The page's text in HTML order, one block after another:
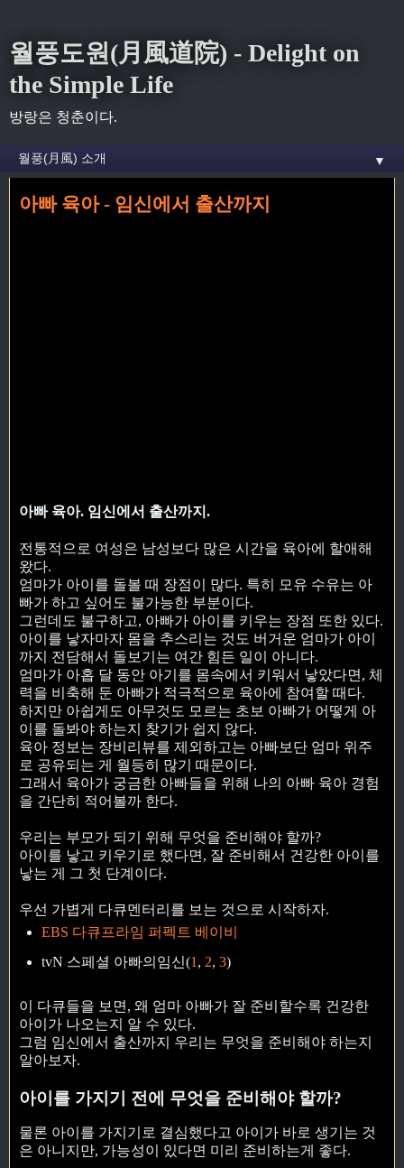
월풍도원(月風道院) - Delight on
the Simple Life
방랑은 청춘이다.
▼
홈» 출산»아빠 육아 - 임신에서 출산까지
아빠 육아 - 임신에서 출산까지
아빠 육아. 임신에서 출산까지.
전통적으로 여성은 남성보다 많은 시간을 육아에 할애해
왔다.
엄마가 아이를 돌볼 때 장점이 많다. 특히 모유 수유는 아
빠가 하고 싶어도 불가능한 부분이다.
그런데도 불구하고, 아빠가 아이를 키우는 장점 또한 있다.
아이를 낳자마자 몸을 추스리는 것도 버거운 엄마가 아이
까지 전담해서 돌보기는 여간 힘든 일이 아니다.
엄마가 아홉 달 동안 아기를 몸속에서 키워서 낳았다면, 체
력을 비축해 둔 아빠가 적극적으로 육아에 참여할 때다.
하지만 아쉽게도 아무것도 모르는 초보 아빠가 어떻게 아
이를 돌봐야 하는지 찾기가 쉽지 않다.
육아 정보는 장비리뷰를 제외하고는 아빠보단 엄마 위주
로 공유되는 게 월등히 많기 때문이다.
그래서 육아가 궁금한 아빠들을 위해 나의 아빠 육아 경험
을 간단히 적어볼까 한다.
우리는 부모가 되기 위해 무엇을 준비해야 할까?
아이를 낳고 키우기로 했다면, 잘 준비해서 건강한 아이를
낳는 게 그 첫 단계이다.
우선 가볍게 다큐멘터리를 보는 것으로 시작하자.
EBS 다큐프라임 퍼펙트 베이비
tvN 스페셜 아빠의임신(1, 2, 3)
이 다큐들을 보면, 왜 엄마 아빠가 잘 준비할수록 건강한
아이가 나오는지 알 수 있다.
그럼 임신에서 출산까지 우리는 무엇을 준비해야 하는지
알아보자.
아이를 가지기 전에 무엇을 준비해야 할까?
물론 아이를 가지기로 결심했다고 아이가 바로 생기는 것
은 아니지만, 가능성이 있다면 미리 준비하는게 좋다.